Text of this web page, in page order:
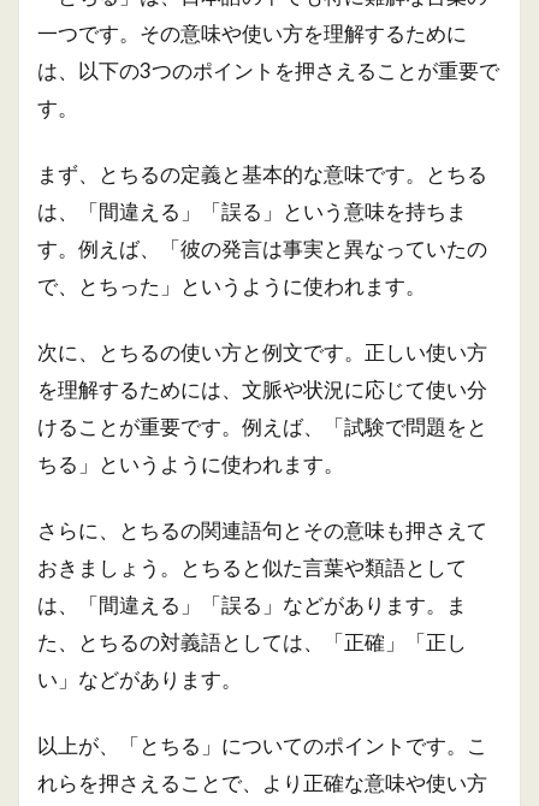
一つです。その意味や使い方を理解するために
は、以下の3つのポイントを押さえることが重要で
す。
まず、とちるの定義と基本的な意味です。とちる
は、「間違える」「誤る」という意味を持ちま
す。例えば、「彼の発言は事実と異なっていたの
で、とちった」というように使われます。
次に、とちるの使い方と例文です。正しい使い方
を理解するためには、文脈や状況に応じて使い分
けることが重要です。例えば、「試験で問題をと
ちる」というように使われます。
さらに、とちるの関連語句とその意味も押さえて
おきましょう。とちると似た言葉や類語として
は、「間違える」「誤る」などがあります。ま
た、とちるの対義語としては、「正確」「正し
い」などがあります。
以上が、「とちる」についてのポイントです。こ
れらを押さえることで、より正確な意味や使い方